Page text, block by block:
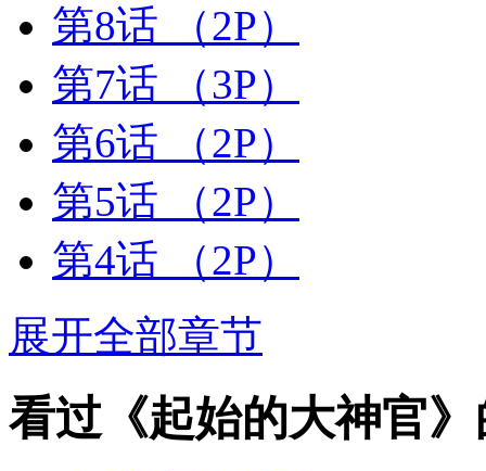
第8话
（2P）
第7话
（3P）
第6话
（2P）
第5话
（2P）
第4话
（2P）
展开全部章节
看过《起始的大神官